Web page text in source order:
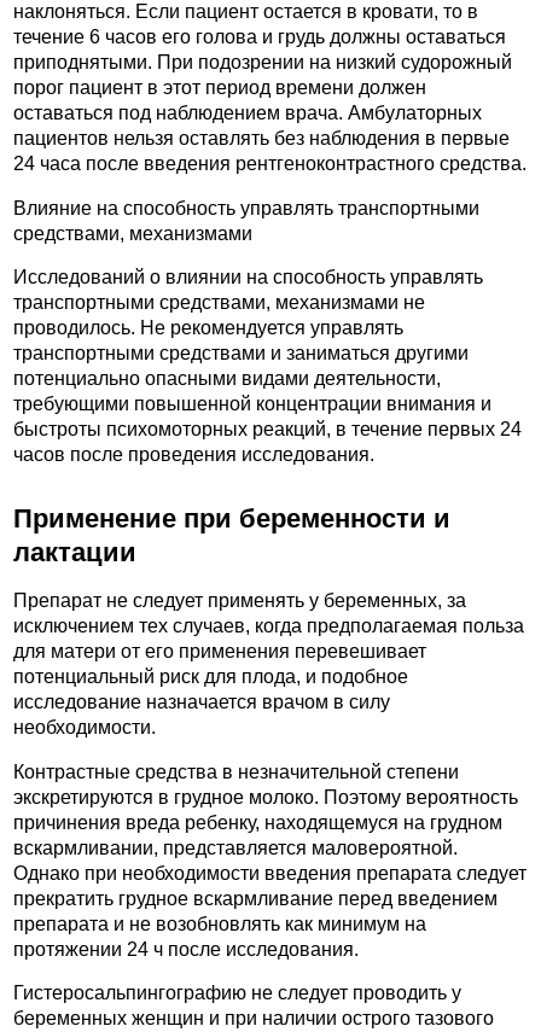
наклоняться. Если пациент остается в кровати, то в
течение 6 часов его голова и грудь должны оставаться
приподнятыми. При подозрении на низкий судорожный
порог пациент в этот период времени должен
оставаться под наблюдением врача. Амбулаторных
пациентов нельзя оставлять без наблюдения в первые
24 часа после введения рентгеноконтрастного средства.
Влияние на способность управлять транспортными
средствами, механизмами
Исследований о влиянии на способность управлять
транспортными средствами, механизмами не
проводилось. Не рекомендуется управлять
транспортными средствами и заниматься другими
потенциально опасными видами деятельности,
требующими повышенной концентрации внимания и
быстроты психомоторных реакций, в течение первых 24
часов после проведения исследования.
Применение при беременности и
лактации
Препарат не следует применять у беременных, за
исключением тех случаев, когда предполагаемая польза
для матери от его применения перевешивает
потенциальный риск для плода, и подобное
исследование назначается врачом в силу
необходимости.
Контрастные средства в незначительной степени
экскретируются в грудное молоко. Поэтому вероятность
причинения вреда ребенку, находящемуся на грудном
вскармливании, представляется маловероятной.
Однако при необходимости введения препарата следует
прекратить грудное вскармливание перед введением
препарата и не возобновлять как минимум на
протяжении 24 ч после исследования.
Гистеросальпингографию не следует проводить у
беременных женщин и при наличии острого тазового